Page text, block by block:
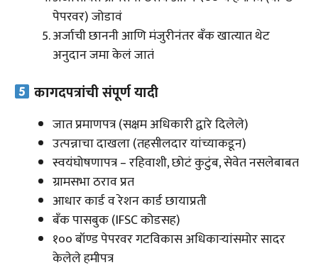
पेपरवर) जोडावं
अर्जाची छाननी आणि मंजुरीनंतर बँक खात्यात थेट
अनुदान जमा केलं जातं
कागदपत्रांची संपूर्ण यादी
जात प्रमाणपत्र (सक्षम अधिकारी द्वारे दिलेले)
उत्पन्नाचा दाखला (तहसीलदार यांच्याकडून)
स्वयंघोषणापत्र – रहिवाशी, छोटं कुटुंब, सेवेत नसलेबाबत
ग्रामसभा ठराव प्रत
आधार कार्ड व रेशन कार्ड छायाप्रती
बँक पासबुक (IFSC कोडसह)
₹१०० बॉण्ड पेपरवर गटविकास अधिकाऱ्यांसमोर सादर
केलेले हमीपत्र